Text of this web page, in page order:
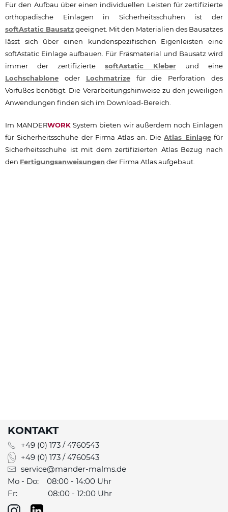
Für den Aufbau über einen individuellen Leisten für zertifizierte
orthopädische Einlagen in Sicherheitsschuhen ist der
softAstatic Bausatzgeeignet. Mit den Materialien des Bausatzes
lässt sich über einen kundenspezifischen Eigenleisten eine
softAstatic Einlage aufbauen. Für Fräsmaterial und Bausatz wird
immer der zertifizierte softAstatic Kleber und eine
Lochschablone oder Lochmatrizefür die Perforation des
Vorfußes benötigt. Die Verarbeitungshinweise zu den jeweiligen
Anwendungen finden sich im Download-Bereich.
Im MANDERWORK System bieten wir außerdem noch Einlagen
für Sicherheitsschuhe der Firma Atlas an. DieAtlas Einlagefür
Sicherheitsschuhe ist mit dem zertifizierten Atlas Bezug nach
den Fertigungsanweisungen der Firma Atlas aufgebaut.
KONTAKT
+49 (0) 173 / 4760543
+49 (0) 173 / 4760543
service@mander-malms.de
Mo - Do: 08:00 - 14:00 Uhr
Fr: 08:00 - 12:00 Uhr